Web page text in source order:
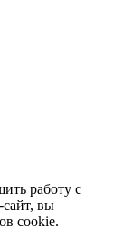
работу с
сайт, вы
cookie.